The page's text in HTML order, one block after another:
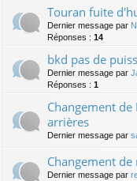
Touran fuite
Dernier message par
Réponses : 14
bkd pas de
Dernier message par
Réponses : 1
Changement
arrières
Dernier message par
Changement de
Dernier message par